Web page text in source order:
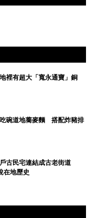
裡有超大「寬永通寶」銅
吃碗道地蕎麥麵 搭配炸豬排
古民宅連結成古老街道
在地歷史